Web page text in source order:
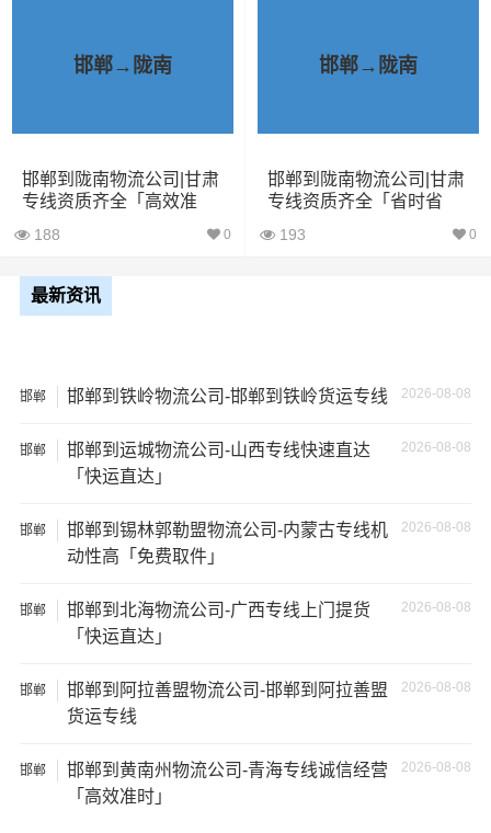
1、包裹丢失或损坏：不靠谱的物流公司可能会在运输过程
2、运输时间延迟：不靠谱的物流公司可能会在运输过程中
出现延误，导致你的物品无法按时送达；
务，例如不及时回复客户咨询、不提供准确的物流信息
等；
如不遵守运输规定、不保障货物安全等；
5、经济损失：如果你的包裹在运输过程中丢失或损坏，你
可能需要支付额外的费用来修复或替换物品，导致经济损
邯郸→陇南
邯郸到陇南物流公司|甘肃
专线资质齐全「高效准
188 0
邯郸→陇南
邯郸到陇南物流公司|甘肃
专线资质齐全「省时省
193 0
最新资讯
邯郸 2026-08-08
邯郸到铁岭物流公司-邯郸到铁岭货运专线
邯郸 2026-08-08
邯郸到运城物流公司-山西专线快速直达
「快运直达」
邯郸 2026-08-08
邯郸到锡林郭勒盟物流公司-内蒙古专线机
动性高「免费取件」
邯郸 2026-08-08
邯郸到北海物流公司-广西专线上门提货
「快运直达」
邯郸 2026-08-08
邯郸到阿拉善盟物流公司-邯郸到阿拉善盟
货运专线
邯郸 2026-08-08
邯郸到黄南州物流公司-青海专线诚信经营
「高效准时」